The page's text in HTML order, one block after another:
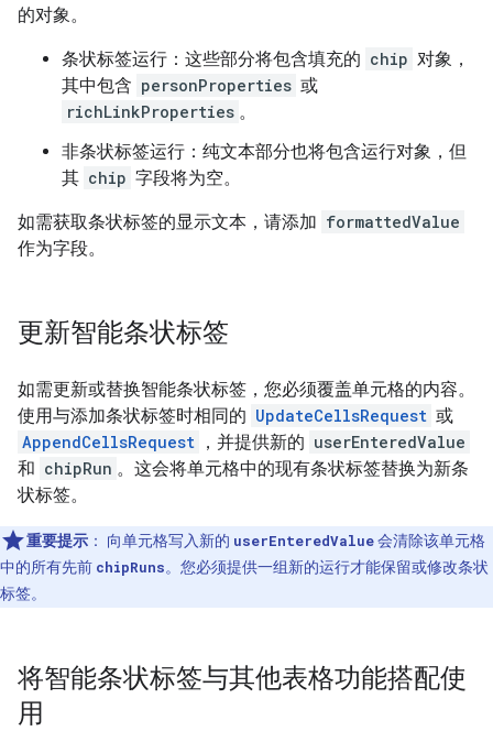
的对象。
条状标签运行：这些部分将包含填充的 chip 对象，
其中包含 personProperties 或
richLinkProperties 。
非条状标签运行：纯文本部分也将包含运行对象，但
其 chip 字段将为空。
如需获取条状标签的显示文本，请添加 formattedValue
作为字段。
更新智能条状标签
如需更新或替换智能条状标签，您必须覆盖单元格的内容。
使用与添加条状标签时相同的 UpdateCellsRequest 或
AppendCellsRequest ，并提供新的 userEnteredValue
和 chipRun 。这会将单元格中的现有条状标签替换为新条
状标签。
重要提示 ： 向单元格写入新的 userEnteredValue会清除该单元格
中的所有先前 chipRuns。您必须提供一组新的运行才能保留或修改条状
标签。
将智能条状标签与其他表格功能搭配使
用